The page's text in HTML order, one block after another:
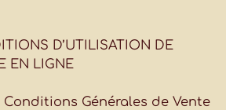
D’UTILISATION DE
EN LIGNE
Générales de Vente